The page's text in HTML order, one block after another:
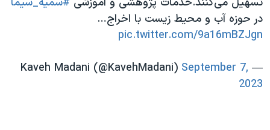
در حوزه آب و محیط زیست با اخراج…
pic.twitter.com/9a16mBZJgn
— Kaveh Madani (@KavehMadani)
September 7,
2023